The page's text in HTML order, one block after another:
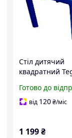
Стіл дитячий
квадратний
Готово до
від 120₴/міс
1 199₴